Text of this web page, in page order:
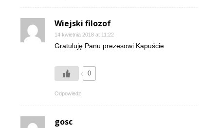
Wiejski filozof
14 kwietnia 2018 at 11:22
Gratuluję Panu prezesowi Kapuście
0
Odpowiedz
gosc